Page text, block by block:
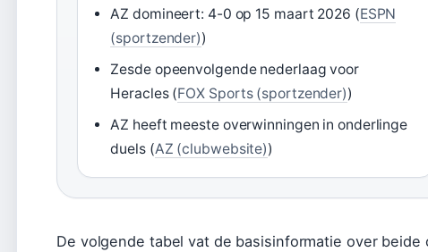
AZ domineert: 4-0 op 15 maart 2026 (ESPN
(sportzender))
Zesde opeenvolgende nederlaag voor
Heracles (FOX Sports (sportzender))
AZ heeft meeste overwinningen in onderlinge
duels (AZ (clubwebsite))
De volgende tabel vat de basisinformatie over beide